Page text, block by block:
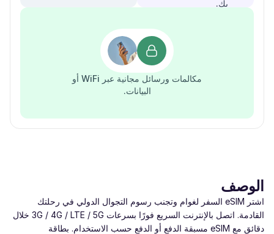
بك.
مكالمات ورسائل مجانية عبر WiFi أو
البيانات.
الوصف
اشتر eSIM السفر لغوام وتجنب رسوم التجوال الدولي في رحلتك
القادمة. اتصل بالإنترنت السريع فورًا بسرعات ‎3G / 4G / LTE / 5G‎ خلال
دقائق مع eSIM مسبقة الدفع أو الدفع حسب الاستخدام. بطاقة